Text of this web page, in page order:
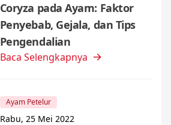
Coryza pada Ayam: Faktor
Penyebab, Gejala, dan Tips
Pengendalian
Baca Selengkapnya
Ayam Petelur
Rabu, 25 Mei 2022